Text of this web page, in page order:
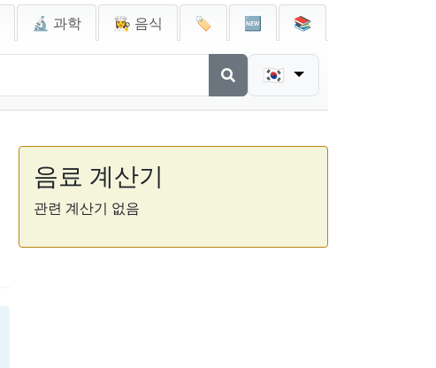
🔬 과학 👩‍🍳 음식 🏷️ 🆕 📚
🇰🇷
음료 계산기
관련 계산기 없음